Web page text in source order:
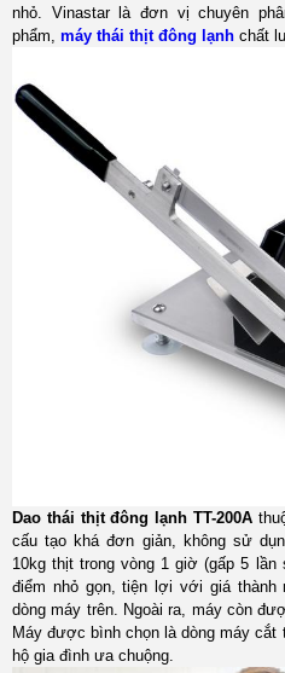
nhỏ. Vinastar là đơn vị chuyên
phẩm, máy thái thịt đông lạnh chất
Dao thái thịt đông lạnh TT-200A
cấu tạo khá đơn giản, không sử
10kg thịt trong vòng 1 giờ (gấp 5
điểm nhỏ gọn, tiện lợi với giá thành
dòng máy trên. Ngoài ra, máy còn
Máy được bình chọn là dòng máy
hộ gia đình ưa chuộng.